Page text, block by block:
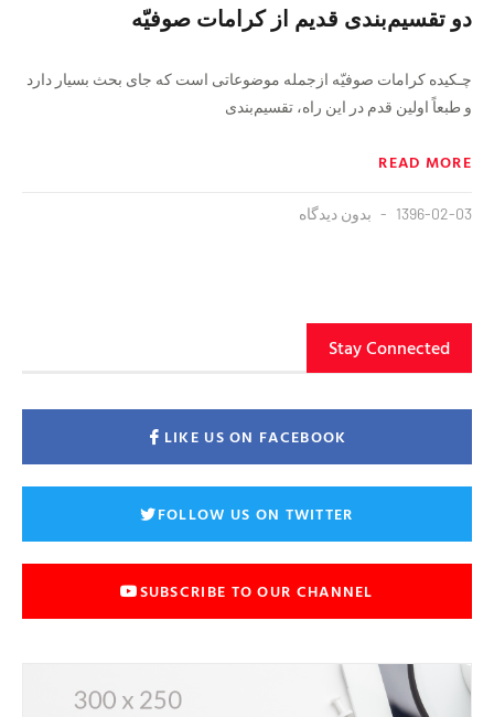
دو‌ تقسیم‌بندی قدیم از کرامات صوفیّه
‌‌چـکیده کرامات صوفیّه ازجمله موضوعاتی است که جای بحث بسیار دارد‌
و طبعاً اولین قدم در این راه، تقسیم‌بندی
READ MORE
1396-02-03 بدون دیدگاه
Stay Connected
LIKE US ON FACEBOOK
FOLLOW US ON TWITTER
SUBSCRIBE TO OUR CHANNEL